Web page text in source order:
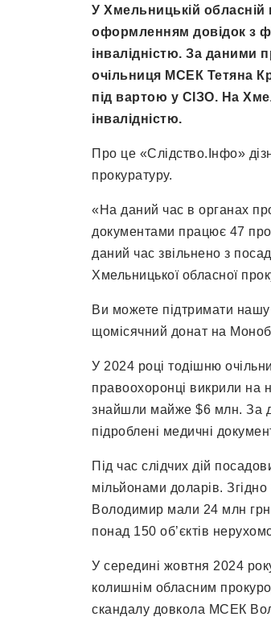
У Хмельницькій обласній
оформленням довідок з
інвалідністю. За даними
очільниця МСЕК Тетяна
під вартою у СІЗО. На
інвалідністю.
Про це «Слідство.Інфо»
прокуратуру.
«На даний час в органах
документами працює 47
даний час звільнено з
Хмельницької обласної
Ви можете підтримати нашу
щомісячний донат на
У 2024 році тодішню
правоохоронці викрили на
знайшли майже $6 млн. За
підроблені медичні
Під час слідчих дій
мільйонами доларів. Згідно
Володимир мали 24 млн грн
понад 150 об’єктів
У середині жовтня 2024
колишнім обласним
скандалу довкола МСЕК